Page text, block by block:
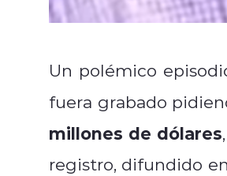
Un polémico
fuera grabado
millones de dólares
registro, difundido